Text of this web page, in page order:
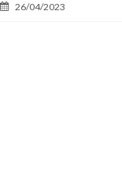
26/04/2023